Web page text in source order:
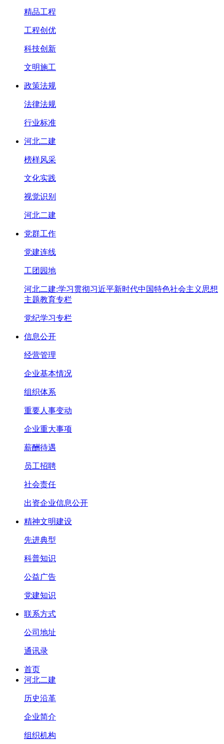
精品工程
工程创优
科技创新
文明施工
政策法规
法律法规
行业标准
河北二建
榜样风采
文化实践
视觉识别
河北二建
党群工作
党建连线
工团园地
河北二建:学习贯彻习近平新时代中国特色社会主义思想
主题教育专栏
党纪学习专栏
信息公开
经营管理
企业基本情况
组织体系
重要人事变动
企业重大事项
薪酬待遇
员工招聘
社会责任
出资企业信息公开
精神文明建设
先进典型
科普知识
公益广告
党建知识
联系方式
公司地址
通讯录
首页
河北二建
历史沿革
企业简介
组织机构